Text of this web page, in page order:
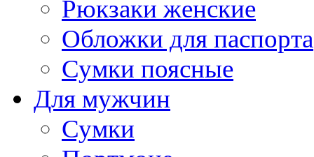
Рюкзаки женские
Обложки для паспорта
Сумки поясные
Для мужчин
Сумки